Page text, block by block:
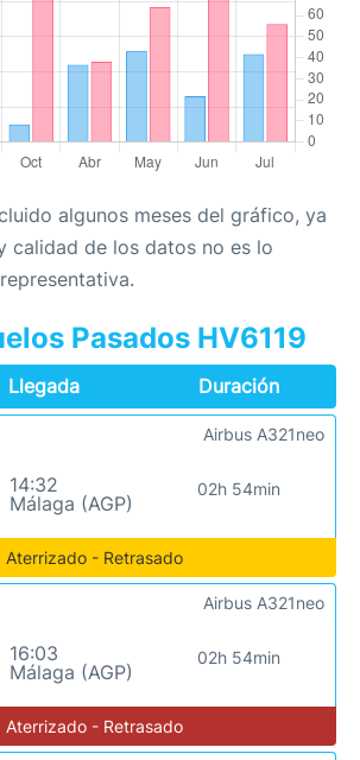
algunos meses del gráfico, ya
calidad de los datos no es lo
Pasados HV6119
Llegada
Duración
14:32
Málaga (AGP)
02h 54min
Airbus A321neo
Aterrizado - Retrasado
16:03
Málaga (AGP)
02h 54min
Airbus A321neo
Aterrizado - Retrasado